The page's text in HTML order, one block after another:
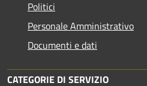
Politici
Personale Amministrativo
Documenti e dati
CATEGORIE DI SERVIZIO